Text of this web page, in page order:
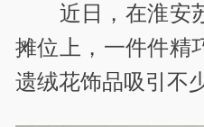
近日，在淮安
摊位上，一件件精
遗绒花饰品吸引不